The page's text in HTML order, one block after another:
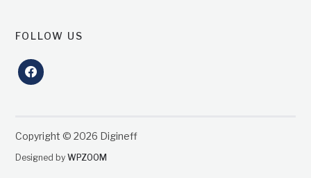
FOLLOW US
facebook
Copyright © 2026 Digineff
Designed byWPZOOM